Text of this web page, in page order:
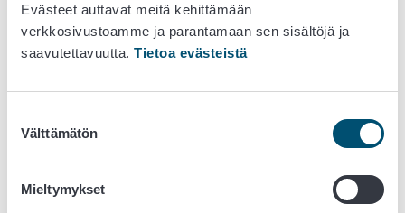
Evästeet auttavat meitä kehittämään
verkkosivustoamme ja parantamaan sen sisältöjä ja
saavutettavuutta. Tietoa evästeistä
valinta
Välttämätön
Mieltymykset